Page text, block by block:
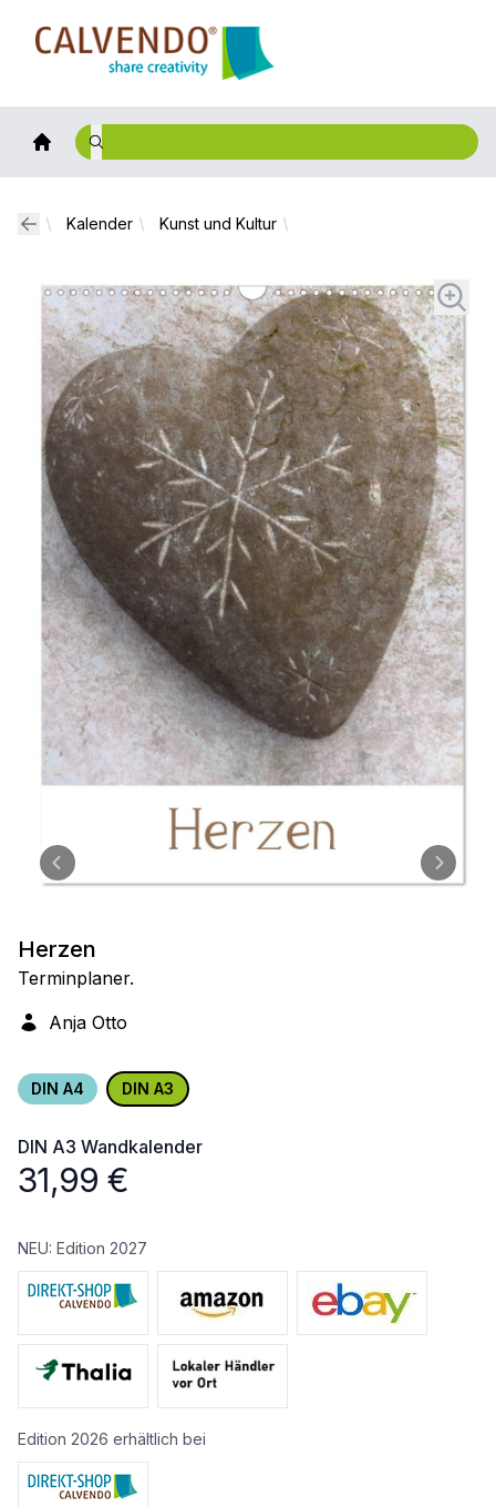
Calvendo
Kalender Kunst und Kultur
Herzen
Terminplaner.
Anja Otto
DIN A4 DIN A3
DIN A3 Wandkalender
31,99 €
NEU: Edition 2027
Edition 2026 erhältlich bei